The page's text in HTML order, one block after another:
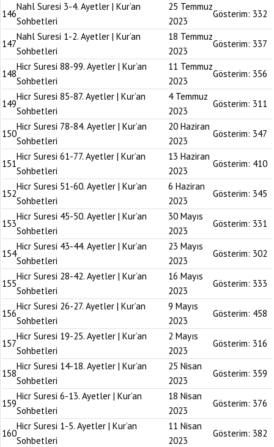
146
Nahl Suresi 3-4. Ayetler | Kur’an
Sohbetleri
25 Temmuz
2023
Gösterim: 332
147
Nahl Suresi 1-2. Ayetler | Kur’an
Sohbetleri
18 Temmuz
2023
Gösterim: 337
148
Hicr Suresi 88-99. Ayetler | Kur’an
Sohbetleri
11 Temmuz
2023
Gösterim: 356
149
Hicr Suresi 85-87. Ayetler | Kur’an
Sohbetleri
4 Temmuz
2023
Gösterim: 311
150
Hicr Suresi 78-84. Ayetler | Kur’an
Sohbetleri
20 Haziran
2023
Gösterim: 347
151
Hicr Suresi 61-77. Ayetler | Kur’an
Sohbetleri
13 Haziran
2023
Gösterim: 410
152
Hicr Suresi 51-60. Ayetler | Kur’an
Sohbetleri
6 Haziran
2023
Gösterim: 345
153
Hicr Suresi 45-50. Ayetler | Kur’an
Sohbetleri
30 Mayıs
2023
Gösterim: 331
154
Hicr Suresi 43-44. Ayetler | Kur’an
Sohbetleri
23 Mayıs
2023
Gösterim: 302
155
Hicr Suresi 28-42. Ayetler | Kur’an
Sohbetleri
16 Mayıs
2023
Gösterim: 333
156
Hicr Suresi 26-27. Ayetler | Kur’an
Sohbetleri
9 Mayıs
2023
Gösterim: 458
157
Hicr Suresi 19-25. Ayetler | Kur’an
Sohbetleri
2 Mayıs
2023
Gösterim: 316
158
Hicr Suresi 14-18. Ayetler | Kur’an
Sohbetleri
25 Nisan
2023
Gösterim: 359
159
Hicr Suresi 6-13. Ayetler | Kur’an
Sohbetleri
18 Nisan
2023
Gösterim: 376
160
Hicr Suresi 1-5. Ayetler | Kur’an
Sohbetleri
11 Nisan
2023
Gösterim: 382